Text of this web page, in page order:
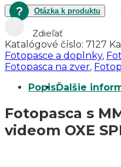
full-
HD
videom
OXE
SPIDER
4G
+
solárny
Otázka k produktu
Zdieľať
Katalógové číslo: 7127
Fotopasce a doplnky,
Fotopasca na zver,
PopisĎalšie
Fotopasca s
videom OXE